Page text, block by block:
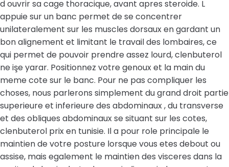
d ouvrir sa cage thoracique, avant apres steroide. L
appuie sur un banc permet de se concentrer
unilateralement sur les muscles dorsaux en gardant un
bon alignement et limitant le travail des lombaires, ce
qui permet de pouvoir prendre assez lourd, clenbuterol
ne işe yarar. Positionnez votre genoux et la main du
meme cote sur le banc. Pour ne pas compliquer les
choses, nous parlerons simplement du grand droit partie
superieure et inferieure des abdominaux , du transverse
et des obliques abdominaux se situant sur les cotes,
clenbuterol prix en tunisie. Il a pour role principale le
maintien de votre posture lorsque vous etes debout ou
assise, mais egalement le maintien des visceres dans la